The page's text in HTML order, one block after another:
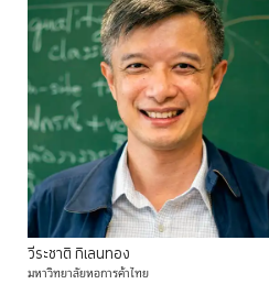
วีระชาติ กิเลนทอง
มหาวิทยาลัยหอการค้าไทย